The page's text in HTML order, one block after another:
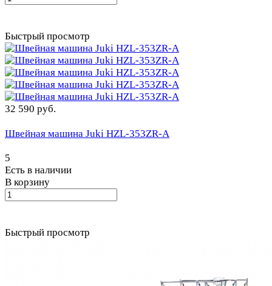
Быстрый просмотр
32 590 руб.
Швейная машина Juki HZL-353ZR-A
5
Есть в наличии
В корзину
Быстрый просмотр